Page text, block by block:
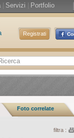
Servizi Portfolio
Registrati
Foto correlate
filtra :